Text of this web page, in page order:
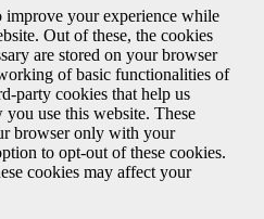
improve your experience while
Out of these, the cookies
are stored on your browser
of basic functionalities of
party cookies that help us
use this website. These
browser only with your
to opt-out of these cookies.
cookies may affect your